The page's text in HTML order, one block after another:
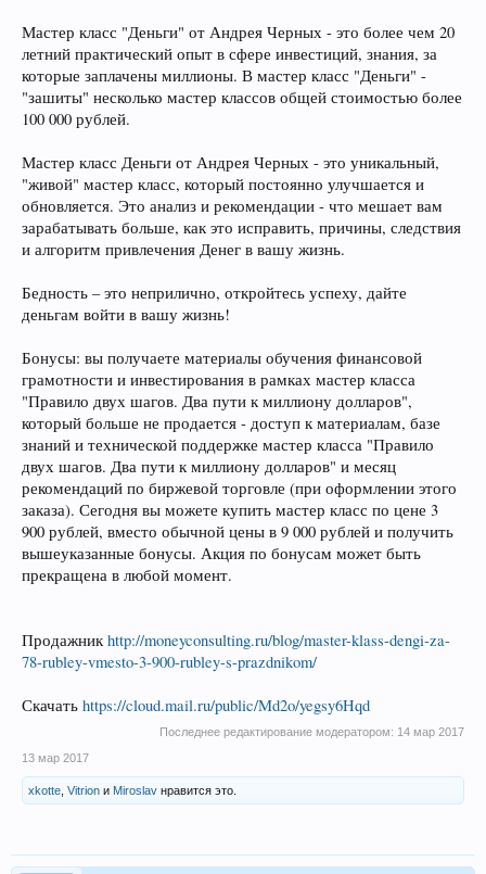
Мастер класс "Деньги" от Андрея Черных - это более чем 20
летний практический опыт в сфере инвестиций, знания, за
которые заплачены миллионы. В мастер класс "Деньги" -
"зашиты" несколько мастер классов общей стоимостью более
100 000 рублей.
Мастер класс Деньги от Андрея Черных - это уникальный,
"живой" мастер класс, который постоянно улучшается и
обновляется. Это анализ и рекомендации - что мешает вам
зарабатывать больше, как это исправить, причины, следствия
и алгоритм привлечения Денег в вашу жизнь.
Бедность – это неприлично, откройтесь успеху, дайте
деньгам войти в вашу жизнь!
Бонусы: вы получаете материалы обучения финансовой
грамотности и инвестирования в рамках мастер класса
"Правило двух шагов. Два пути к миллиону долларов",
который больше не продается - доступ к материалам, базе
знаний и технической поддержке мастер класса "Правило
двух шагов. Два пути к миллиону долларов" и месяц
рекомендаций по биржевой торговле (при оформлении этого
заказа). Сегодня вы можете купить мастер класс по цене 3
900 рублей, вместо обычной цены в 9 000 рублей и получить
вышеуказанные бонусы. Акция по бонусам может быть
прекращена в любой момент.
Продажникhttp://moneyconsulting.ru/blog/master-klass-dengi-za-
78-rubley-vmesto-3-900-rubley-s-prazdnikom/
Скачать https://cloud.mail.ru/public/Md2o/yegsy6Hqd
Последнее редактирование модератором: 14 мар 2017
13 мар 2017
xkotte Vitrion и Miroslav нравится это.